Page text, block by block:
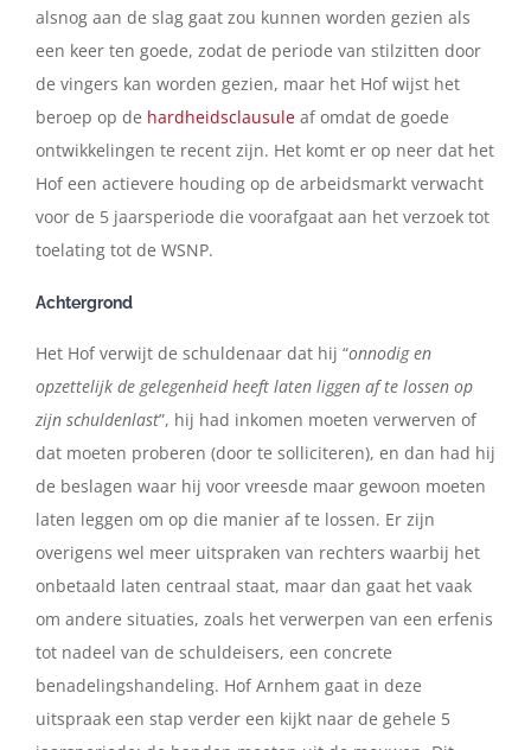
alsnog aan de slag gaat zou kunnen worden gezien als
een keer ten goede, zodat de periode van stilzitten door
de vingers kan worden gezien, maar het Hof wijst het
beroep op de hardheidsclausule af omdat de goede
ontwikkelingen te recent zijn. Het komt er op neer dat het
Hof een actievere houding op de arbeidsmarkt verwacht
voor de 5 jaarsperiode die voorafgaat aan het verzoek tot
toelating tot de WSNP.
Achtergrond
Het Hof verwijt de schuldenaar dat hij “onnodig en
opzettelijk de gelegenheid heeft laten liggen af te lossen op
zijn schuldenlast”, hij had inkomen moeten verwerven of
dat moeten proberen (door te solliciteren), en dan had hij
de beslagen waar hij voor vreesde maar gewoon moeten
laten leggen om op die manier af te lossen. Er zijn
overigens wel meer uitspraken van rechters waarbij het
onbetaald laten centraal staat, maar dan gaat het vaak
om andere situaties, zoals het verwerpen van een erfenis
tot nadeel van de schuldeisers, een concrete
benadelingshandeling. Hof Arnhem gaat in deze
uitspraak een stap verder een kijkt naar de gehele 5